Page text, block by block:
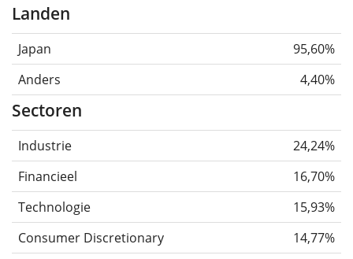
Landen
Japan
95,60%
Anders
4,40%
Sectoren
Industrie
24,24%
Financieel
16,70%
Technologie
15,93%
Consumer Discretionary
14,77%